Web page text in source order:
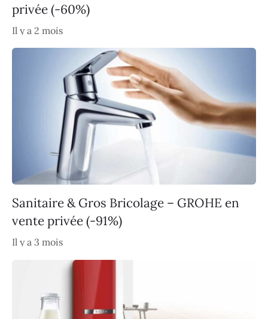
privée (-60%)
Il y a 2 mois
Sanitaire & Gros Bricolage – GROHE en
vente privée (-91%)
Il y a 3 mois